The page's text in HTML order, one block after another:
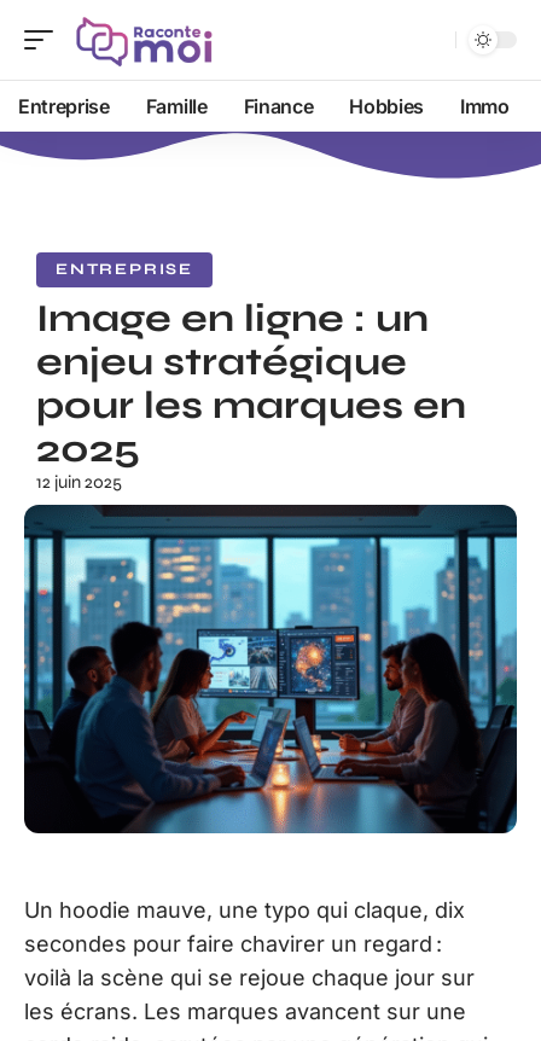
Entreprise Famille Finance Hobbies Immo
ENTREPRISE
Image en ligne : un
enjeu stratégique
pour les marques en
2025
12 juin 2025
Un hoodie mauve, une typo qui claque, dix
secondes pour faire chavirer un regard :
voilà la scène qui se rejoue chaque jour sur
les écrans. Les marques avancent sur une